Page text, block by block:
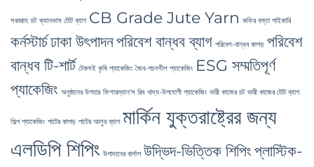
সরবরাহ চট ক্যানভাস টোট ব্যাগ CB Grade Jute Yarn কফির বস্তা পাইকারি
কর্নস্টার্চঢাকা উৎপাদনপরিবেশ বান্ধব ব্যাগ পরিবেশ-বান্ধব কাপড় পরিবেশ
বান্ধব টি-শার্ট টেকসই কৃষি প্যাকেজিং জৈব-পচনশীল প্যাকেজিং ESG সম্মতিপূর্ণ
প্যাকেজিং অনুষ্ঠানের উপহার ফিশারম্যান'স রিব খাদ্য-উপযোগী প্যাকেজিং ভারী কাজের চট ভারী কাজের টোট ব্যাগ
শিল্প প্যাকেজিং পাটের কাপড় পাটের আলুর ব্যাগ মার্কিন যুক্তরাষ্ট্রের জন্য
এলডিপি শিপিং উপাদানের বার্লাপ উদ্ভিদ-ভিত্তিক শিপিংপ্লাস্টিক-